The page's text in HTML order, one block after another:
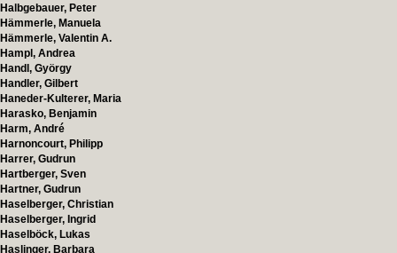
Halbgebauer, Peter
Hämmerle, Manuela
Hämmerle, Valentin A.
Hampl, Andrea
Handl, György
Handler, Gilbert
Haneder-Kulterer, Maria
Harasko, Benjamin
Harm, André
Harnoncourt, Philipp
Harrer, Gudrun
Hartberger, Sven
Hartner, Gudrun
Haselberger, Christian
Haselberger, Ingrid
Haselböck, Lukas
Haslinger, Barbara